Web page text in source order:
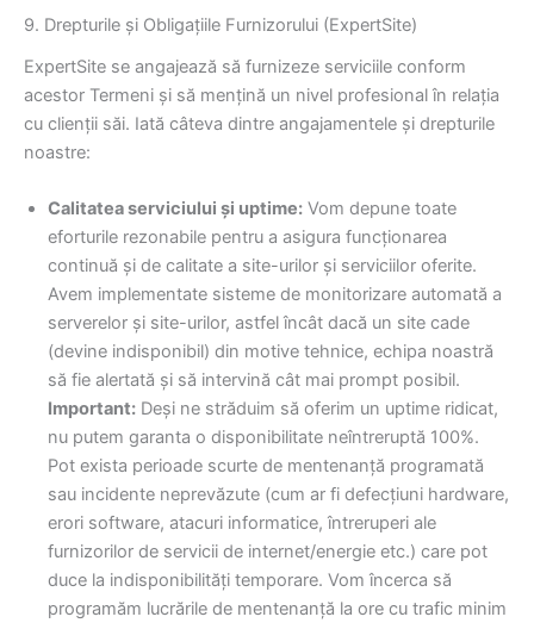
9. Drepturile și Obligațiile Furnizorului (ExpertSite)
ExpertSite se angajează să furnizeze serviciile conform
acestor Termeni și să mențină un nivel profesional în relația
cu clienții săi. Iată câteva dintre angajamentele și drepturile
noastre:
Calitatea serviciului și uptime: Vom depune toate
eforturile rezonabile pentru a asigura funcționarea
continuă și de calitate a site-urilor și serviciilor oferite.
Avem implementate sisteme de monitorizare automată a
serverelor și site-urilor, astfel încât dacă un site cade
(devine indisponibil) din motive tehnice, echipa noastră
să fie alertată și să intervină cât mai prompt posibil.
Important: Deși ne străduim să oferim un uptime ridicat,
nu putem garanta o disponibilitate neîntreruptă 100%.
Pot exista perioade scurte de mentenanță programată
sau incidente neprevăzute (cum ar fi defecțiuni hardware,
erori software, atacuri informatice, întreruperi ale
furnizorilor de servicii de internet/energie etc.) care pot
duce la indisponibilități temporare. Vom încerca să
programăm lucrările de mentenanță la ore cu trafic minim